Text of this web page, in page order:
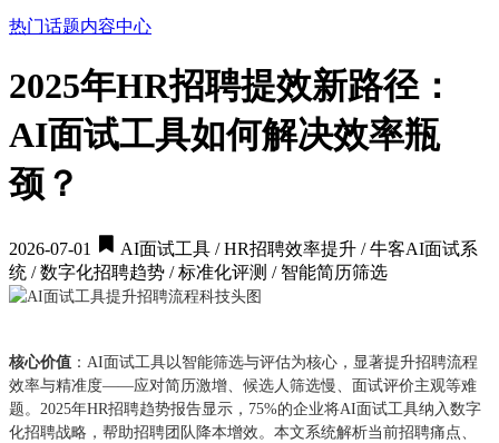
热门话题内容中心
2025年HR招聘提效新路径：
AI面试工具如何解决效率瓶
颈？
2026-07-01
AI面试工具 / HR招聘效率提升 / 牛客AI面试系
统 / 数字化招聘趋势 / 标准化评测 / 智能简历筛选
核心价值 ：AI面试工具以智能筛选与评估为核心，显著提升招聘流程
效率与精准度——应对简历激增、候选人筛选慢、面试评价主观等难
题。2025年HR招聘趋势报告显示，75%的企业将AI面试工具纳入数字
化招聘战略，帮助招聘团队降本增效。本文系统解析当前招聘痛点、